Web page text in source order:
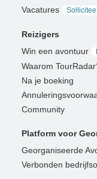
Vacatures
Reizigers
Win een avontuur
Waarom
Na je boeking
Community
Platform voor
Georganiseerde
Verbonden